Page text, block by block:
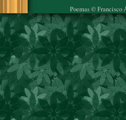
Poemas ©